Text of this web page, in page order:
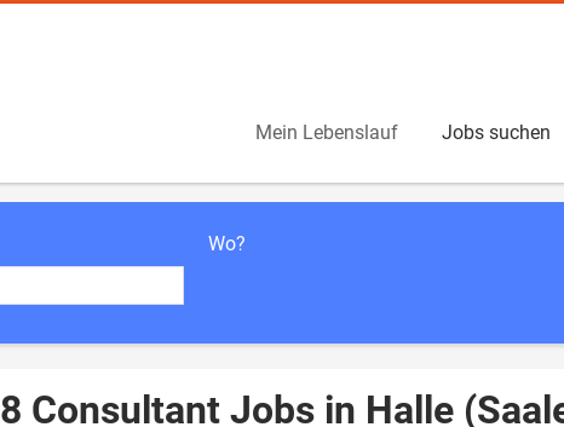
Mein Lebenslauf Jobs suchen
Wo?
8 Consultant Jobs in Halle